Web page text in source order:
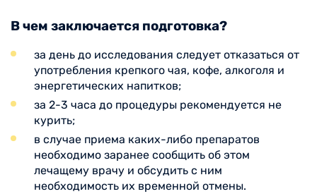
В чем заключается подготовка?
за день до исследования следует отказаться от
употребления крепкого чая, кофе, алкоголя и
энергетических напитков;
за 2-3 часа до процедуры рекомендуется не
курить;
в случае приема каких-либо препаратов
необходимо заранее сообщить об этом
лечащему врачу и обсудить с ним
необходимость их временной отмены.